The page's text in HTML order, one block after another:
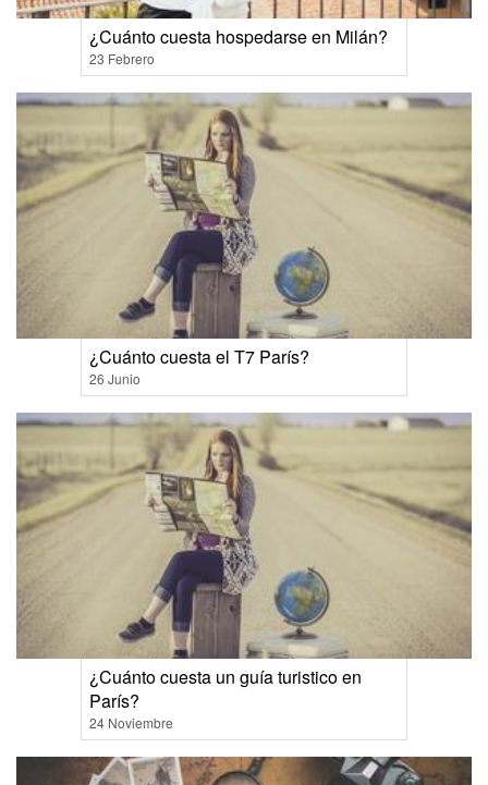
¿Cuánto cuesta hospedarse en Milán?
23 Febrero
¿Cuánto cuesta el T7 París?
26 Junio
¿Cuánto cuesta un guía turistico en
París?
24 Noviembre